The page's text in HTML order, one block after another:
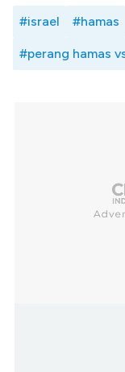
#israel #hamas
#perang hamas